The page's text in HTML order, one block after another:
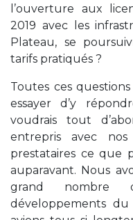
l’ouverture aux
2019 avec les
Plateau, se
tarifs pratiqués ?
Toutes ces
essayer d’y
voudrais tout
entrepris avec
prestataires ce que
auparavant. Nous
grand nombre
développements